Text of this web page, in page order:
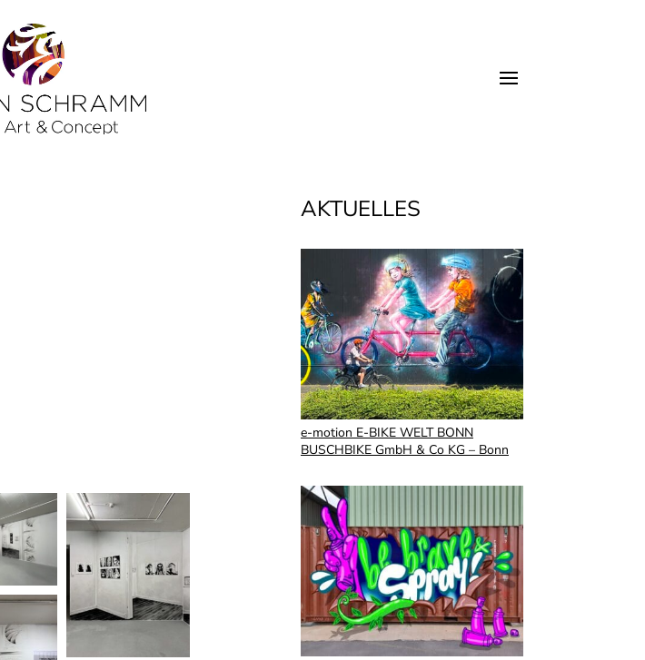
AKTUELLES
e-motion E-BIKE WELT BONN
BUSCHBIKE GmbH & Co KG – Bonn